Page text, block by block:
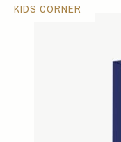
KIDS CORNER